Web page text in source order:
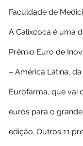
Faculdade de
A Calixcoca é uma
Prêmio Euro de
– América Latina,
Eurofarma, que vai
euros para o
edição. Outros 11